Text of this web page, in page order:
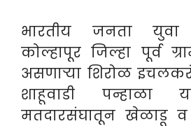
भारतीय जनता युवा
कोल्हापूर जिल्हा पूर्व
असणाऱ्या शिरोळ
शाहूवाडी पन्हाळा
मतदारसंघातून खेळाडू